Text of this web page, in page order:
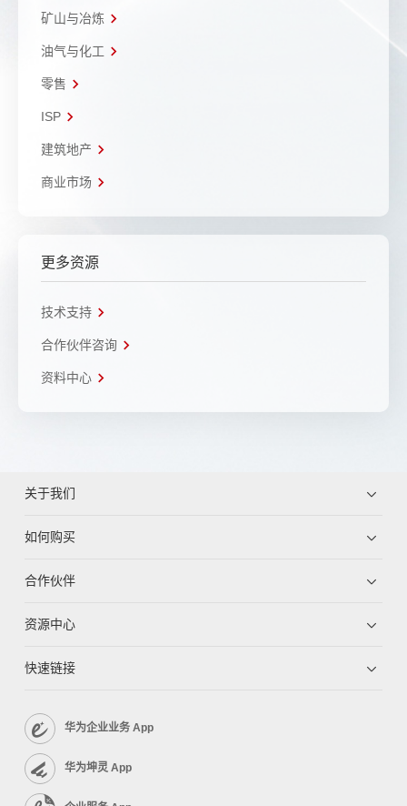
矿山与冶炼
油气与化工
零售
ISP
建筑地产
商业市场
更多资源
技术支持
合作伙伴咨询
资料中心
关于我们
如何购买
合作伙伴
资源中心
快速链接
华为企业业务 App
华为坤灵 App